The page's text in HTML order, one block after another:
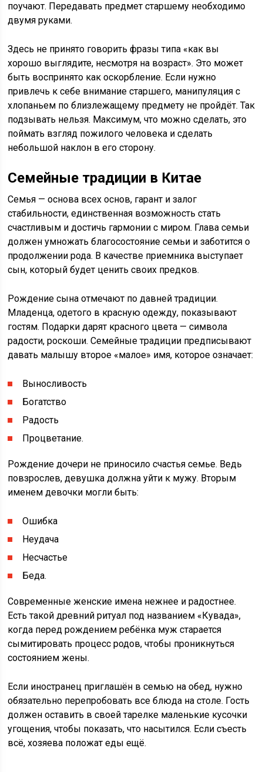
поучают. Передавать предмет старшему необходимо
двумя руками.
Здесь не принято говорить фразы типа «как вы
хорошо выглядите, несмотря на возраст». Это может
быть воспринято как оскорбление. Если нужно
привлечь к себе внимание старшего, манипуляция с
хлопаньем по близлежащему предмету не пройдёт. Так
подзывать нельзя. Максимум, что можно сделать, это
поймать взгляд пожилого человека и сделать
небольшой наклон в его сторону.
Семейные традиции в Китае
Семья — основа всех основ, гарант и залог
стабильности, единственная возможность стать
счастливым и достичь гармонии с миром. Глава семьи
должен умножать благосостояние семьи и заботится о
продолжении рода. В качестве приемника выступает
сын, который будет ценить своих предков.
Рождение сына отмечают по давней традиции.
Младенца, одетого в красную одежду, показывают
гостям. Подарки дарят красного цвета — символа
радости, роскоши. Семейные традиции предписывают
давать малышу второе «малое» имя, которое означает:
Выносливость
Богатство
Радость
Процветание.
Рождение дочери не приносило счастья семье. Ведь
повзрослев, девушка должна уйти к мужу. Вторым
именем девочки могли быть:
Ошибка
Неудача
Несчастье
Беда.
Современные женские имена нежнее и радостнее.
Есть такой древний ритуал под названием «Кувада»,
когда перед рождением ребёнка муж старается
сымитировать процесс родов, чтобы проникнуться
состоянием жены.
Если иностранец приглашён в семью на обед, нужно
обязательно перепробовать все блюда на столе. Гость
должен оставить в своей тарелке маленькие кусочки
угощения, чтобы показать, что насытился. Если съесть
всё, хозяева положат еды ещё.